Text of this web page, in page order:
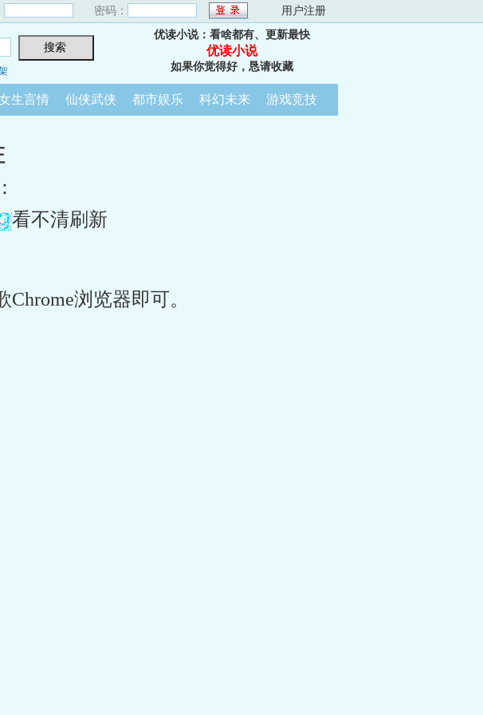
密码： 用户注册
优读小说：看啥都有、更新最快
优读小说
如果你觉得好，恳请收藏
生言情 仙侠武侠 都市娱乐 科幻未来 游戏竞技
看不清刷新
浏览器即可。